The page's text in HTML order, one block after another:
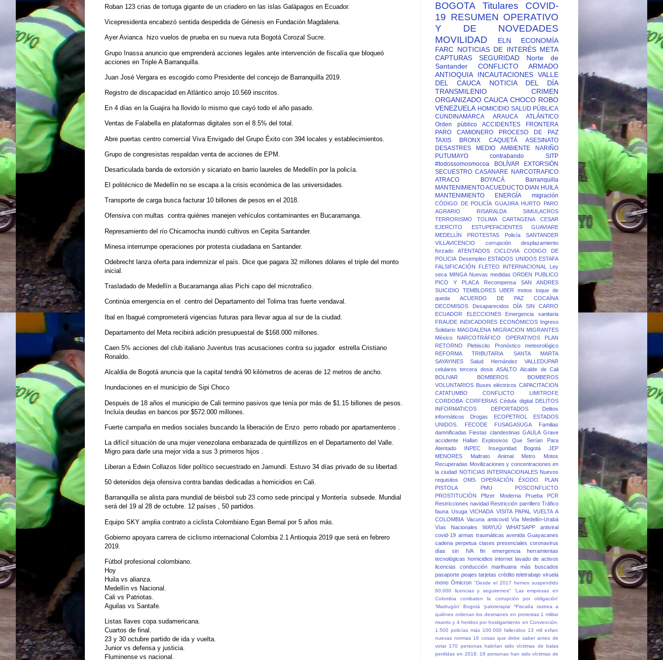
Roban 123 crias de tortuga gigante de un criadero en las islas Galápagos en Ecuador.
Vicepresidenta encabezó sentida despedida de Génesis en Fundación Magdalena.
Ayer Avianca hizo vuelos de prueba en su nueva ruta Bogotá Corozal Sucre.
Grupo Inassa anuncio que emprenderá acciones legales ante intervención de fiscalía que bloqueó
acciones en Triple A Barranquilla.
Juan José Vergara es escogido como Presidente del concejo de Barranquilla 2019.
Registro de discapacidad en Atlántico arrojo 10.569 inscritos.
En 4 días en la Guajira ha llovido lo mismo que cayó todo el año pasado.
Ventas de Falabella en plataformas digitales son el 8.5% del total.
Abre puertas centro comercial Viva Envigado del Grupo Éxito con 394 locales y establecimientos.
Grupo de congresistas respaldan venta de acciones de EPM.
Desarticulada banda de extorsión y sicariato en barrio laureles de Medellín por la policía.
El politécnico de Medellín no se escapa a la crisis económica de las universidades.
Transporte de carga busca facturar 10 billones de pesos en el 2018.
Ofensiva con multas contra quiénes manejen vehículos contaminantes en Bucaramanga.
Represamiento del río Chicamocha inundó cultivos en Cepita Santander.
Minesa interrumpe operaciones por protesta ciudadana en Santander.
Odebrecht lanza oferta para indemnizar el país. Dice que pagara 32 millones dólares el triple del monto
inicial.
Trasladado de Medellín a Bucaramanga alias Pichi capo del microtrafico.
Continúa emergencia en el centro del Departamento del Tolima tras fuerte vendaval.
Ibal en Ibagué comprometerá vigencias futuras para llevar agua al sur de la ciudad.
Departamento del Meta recibirá adición presupuestal de $168.000 millones.
Caen 5% acciones del club italiano Juventus tras acusaciones contra su jugador estrella Cristiano
Ronaldo.
Alcaldia de Bogotá anuncia que la capital tendrá 90 kilómetros de aceras de 12 metros de ancho.
Inundaciones en el municipio de Sipi Choco
Después de 18 años el municipio de Cali termino pasivos que tenía por más de $1.15 billones de pesos.
Incluía deudas en bancos por $572.000 millones.
Fuerte campaña en medios sociales buscando la liberación de Enzo perro robado por apartamenteros .
La difícil situación de una mujer venezolana embarazada de quintillizos en el Departamento del Valle.
Migro para darle una mejor vida a sus 3 primeros hijos .
Liberan a Edwin Collazos líder político secuestrado en Jamundí. Estuvo 34 días privado de su libertad.
50 detenidos deja ofensiva contra bandas dedicadas a homicidios en Cali.
Barranquilla se alista para mundial de béisbol sub 23 como sede principal y Montería subsede. Mundial
será del 19 al 28 de octubre. 12 países , 50 partidos.
Equipo SKY amplia contrato a ciclista Colombiano Egan Bernal por 5 años más.
Gobierno apoyara carrera de ciclismo internacional Colombia 2.1 Antioquia 2019 que será en febrero
2019.
Fútbol profesional colombiano.
Hoy
Huila vs alianza.
Medellín vs Nacional.
Cali vs Patriotas.
Aguilas vs Santafe.
Listas llaves copa sudamericana.
Cuartos de final.
23 y 30 octubre partido de ida y vuelta.
Junior vs defensa y justicia.
Fluminense vs nacional.
BOGOTA Titulares
COVID-
19 RESUMEN OPERATIVO
Y DE NOVEDADES
MOVILIDAD
ELN
ECONOMÍA
FARC NOTICIAS DE INTERÉS META
CAPTURAS
SEGURIDAD
Norte de
Santander
CONFLICTO ARMADO
ANTIOQUIA
INCAUTACIONES VALLE
DEL CAUCA
NOTICIA DEL DÍA
TRANSMILENIO
CRIMEN
ORGANIZADO CAUCA CHOCO ROBO
VENEZUELA HOMICIDIO SALUD PÚBLICA
CUNDINAMARCA
ARAUCA
ATLÁNTICO
Orden público
ACCIDENTES
FRONTERA
PARO CAMIONERO
PROCESO DE PAZ
TAXIS
BRONX CAQUETÁ
ASESINATO
DESASTRES
MEDIO AMBIENTE
NARIÑO
PUTUMAYO
contrabando
SITP
#todossomosmocoa
BOLÍVAR
EXTORSIÓN
SECUESTRO CASANARE NARCOTRAFICO
ATRACO
BOYACÁ
Barranquilla
MANTENIMIENTO ACUEDUCTO DIAN HUILA
MANTENIMIENTO ENERGÍA
migración
CÓDIGO DE POLICÍA GUAJIRA HURTO
PARO
AGRARIO
RISARALDA
SIMULACROS
TERRORISMO
TOLIMA CARTAGENA
CESAR
EJERCITO
ESTUPEFACIENTES
GUAVIARE
MEDELLÍN
PROTESTAS Policía
SANTANDER
VILLAVICENCIO
corrupción
desplazamiento
forzado
ATENTADOS CICLOVIA
CODIGO DE
POLICIA Desempleo ESTADOS UNIDOS ESTAFA
FALSIFICACIÓN
FLETEO INTERNACIONAL
Ley
seca MINGA Nuevas medidas ORDEN PUBLICO
PICO Y PLACA
Recompensa
SAN ANDRES
SUICIDIO
TEMBLORES UBER motos
toque de
queda
ACUERDO DE PAZ
COCAÍNA
DECOMISOS
Desaparecidos
DÍA SIN CARRO
ECUADOR
ELECCIONES
Emergencia sanitaria
FRAUDE
INDICADORES ECONÓMICOS
Ingreso
Solidario MAGDALENA MIGRACION MIGRANTES
México
NARCOTRÁFICO OPERATIVOS
PLAN
RETORNO
Plebiscito
Pronóstico meteorológico
REFORMA TRIBUTARIA
SANTA MARTA
SAYAYINES
Salud Hernández
VALLEDUPAR
celulares
tercera dosis ASALTO
Alcalde de Cali
BOLIVAR
BOMBEROS
BOMBEROS
VOLUNTARIOS Buses eléctricos CAPACITACION
CATATUMBO
CONFLICTO LIMITROFE
CORDOBA CORFERIAS Cédula digital
DELITOS
INFORMATICOS
DEPORTADOS
Delitos
informáticos
Drogas ECOPETROL
ESTADOS
UNIDOS.
FECODE FUSAGASUGA
Familias
damnificadas
Fiestas clandestinas GAULA Grave
accidente
Hallan Explosivos Que Serían Para
Atentado
INPEC Inseguridad Bogotá
JEP
MENORES
Maltrato Animal Metro
Motos
Recuperadas Movilizaciones y concentraciones en
la ciudad NOTICIAS INTERNACIONALES Nuevos
requisitos
OMS OPERACIÓN ÉXODO.
PLAN
PISTOLA
PMU
POSCONFLICTO
PROSTITUCIÓN
Pfizer Moderna
Prueba PCR
Restricciones navidad Restricción parrillero Tráfico
fauna Usuga VICHADA VISITA PAPAL
VUELTA A
COLOMBIA Vacuna anticovid Vía Medellín-Urabá
Vías Nacionales
WAYUÚ WHATSAPP
antiviral
covid-19 armas traumáticas avenida Guayacanes
cadena perpetua clases presenciales coronavirus
días sin IVA
fin emergencia
herramientas
tecnológicas homicidios internet lavado de activos
licencias conducción
marihuana
más buscados
pasaporte peajes tarjetas crédito teletrabajo viruela
mono Ómicron "Desde el 2017 hemos suspendido
60.000 licencias y seguiremos"
'Las empresas en
Colombia combaten la corrupción por obligación'
'Madrugón' Bogotá
'paloterapia' *Fiscalía rastrea a
quiénes ordenan los desmanes en protestas 1 militar
muerto y 4 heridos por hostigamiento en Convención.
1.500 policías más 100.000 fallecidos 13 mil exfarc
nuevas normas 16 cosas que debe saber antes de
votar 170 personas habrían sido víctimas de balas
perdidas en 2018. 19 personas han sido víctimas de